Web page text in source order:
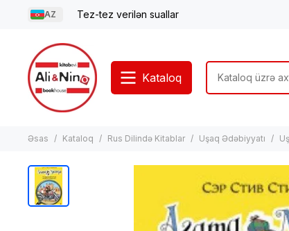
AZ Tez-tez verilən suallar
Kataloq
Əsas Kataloq Rus Dilində Kitablar Uşaq Ədəbiyyatı